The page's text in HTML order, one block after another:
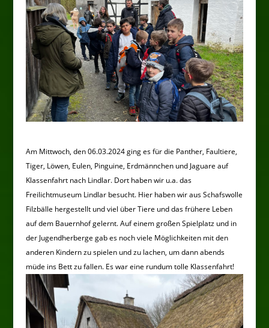
Am Mittwoch, den 06.03.2024 ging es für die Panther, Faultiere,
Tiger, Löwen, Eulen, Pinguine, Erdmännchen und Jaguare auf
Klassenfahrt nach Lindlar. Dort haben wir u.a. das
Freilichtmuseum Lindlar besucht. Hier haben wir aus Schafswolle
Filzbälle hergestellt und viel über Tiere und das frühere Leben
auf dem Bauernhof gelernt. Auf einem großen Spielplatz und in
der Jugendherberge gab es noch viele Möglichkeiten mit den
anderen Kindern zu spielen und zu lachen, um dann abends
müde ins Bett zu fallen. Es war eine rundum tolle Klassenfahrt!